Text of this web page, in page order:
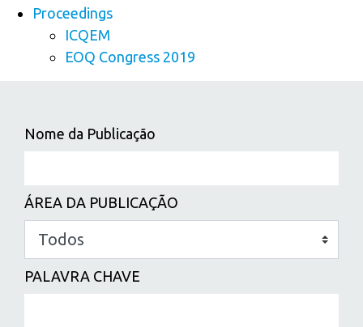
Proceedings
ICQEM
EOQ Congress 2019
Nome da Publicação
ÁREA DA PUBLICAÇÃO
PALAVRA CHAVE